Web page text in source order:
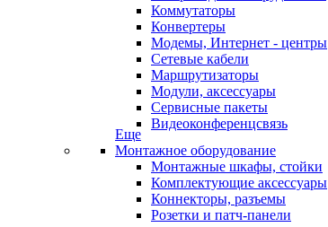
Коммутаторы
Конвертеры
Модемы, Интернет - центры
Сетевые кабели
Маршрутизаторы
Модули, аксессуары
Сервисные пакеты
Видеоконференцсвязь
Еще
Монтажное оборудование
Монтажные шкафы, стойки
Комплектующие аксессуары
Коннекторы, разъемы
Розетки и патч-панели